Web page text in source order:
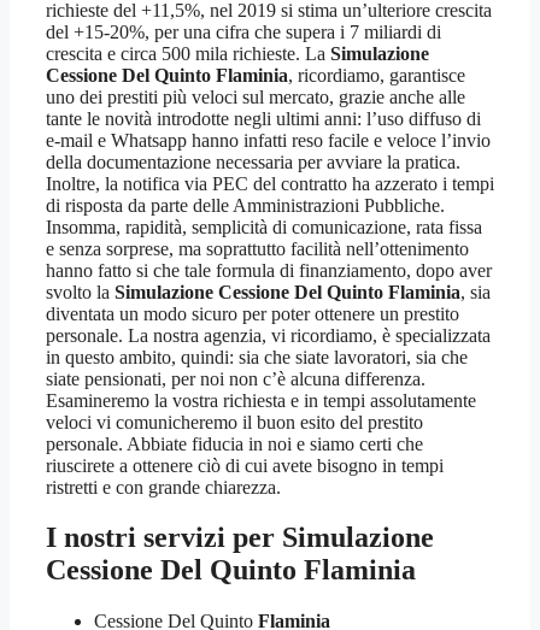
richieste del +11,5%, nel 2019 si stima un’ulteriore crescita
del +15-20%, per una cifra che supera i 7 miliardi di
crescita e circa 500 mila richieste. La Simulazione
Cessione Del Quinto Flaminia, ricordiamo, garantisce
uno dei prestiti più veloci sul mercato, grazie anche alle
tante le novità introdotte negli ultimi anni: l’uso diffuso di
e-mail e Whatsapp hanno infatti reso facile e veloce l’invio
della documentazione necessaria per avviare la pratica.
Inoltre, la notifica via PEC del contratto ha azzerato i tempi
di risposta da parte delle Amministrazioni Pubbliche.
Insomma, rapidità, semplicità di comunicazione, rata fissa
e senza sorprese, ma soprattutto facilità nell’ottenimento
hanno fatto si che tale formula di finanziamento, dopo aver
svolto la Simulazione Cessione Del Quinto Flaminia, sia
diventata un modo sicuro per poter ottenere un prestito
personale. La nostra agenzia, vi ricordiamo, è specializzata
in questo ambito, quindi: sia che siate lavoratori, sia che
siate pensionati, per noi non c’è alcuna differenza.
Esamineremo la vostra richiesta e in tempi assolutamente
veloci vi comunicheremo il buon esito del prestito
personale. Abbiate fiducia in noi e siamo certi che
riuscirete a ottenere ciò di cui avete bisogno in tempi
ristretti e con grande chiarezza.
I nostri servizi per Simulazione
Cessione Del Quinto Flaminia
Cessione Del Quinto Flaminia